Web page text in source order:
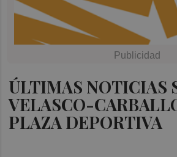
ÚLTIMAS NOTICIAS
VELASCO-
PLAZA DEPORTIVA